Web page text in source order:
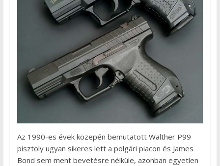
Az 1990-es évek közepén bemutatott Walther P99
pisztoly ugyan sikeres lett a polgári piacon és James
Bond sem ment bevetésre nélküle, azonban egyetlen